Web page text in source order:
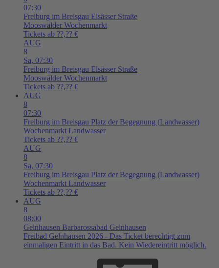
07:30
Freiburg im Breisgau Elsässer Straße
Mooswälder Wochenmarkt
Tickets ab ??,?? €
AUG
8
Sa, 07:30
Freiburg im Breisgau Elsässer Straße
Mooswälder Wochenmarkt
Tickets ab ??,?? €
AUG
8
07:30
Freiburg im Breisgau Platz der Begegnung (Landwasser)
Wochenmarkt Landwasser
Tickets ab ??,?? €
AUG
8
Sa, 07:30
Freiburg im Breisgau Platz der Begegnung (Landwasser)
Wochenmarkt Landwasser
Tickets ab ??,?? €
AUG
8
08:00
Gelnhausen Barbarossabad Gelnhausen
Freibad Gelnhausen 2026 - Das Ticket berechtigt zum
einmaligen Eintritt in das Bad. Kein Wiedereintritt möglich.